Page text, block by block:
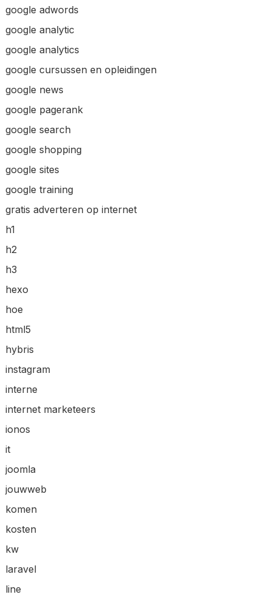
google adwords
google analytic
google analytics
google cursussen en opleidingen
google news
google pagerank
google search
google shopping
google sites
google training
gratis adverteren op internet
h1
h2
h3
hexo
hoe
html5
hybris
instagram
interne
internet marketeers
ionos
it
joomla
jouwweb
komen
kosten
kw
laravel
line